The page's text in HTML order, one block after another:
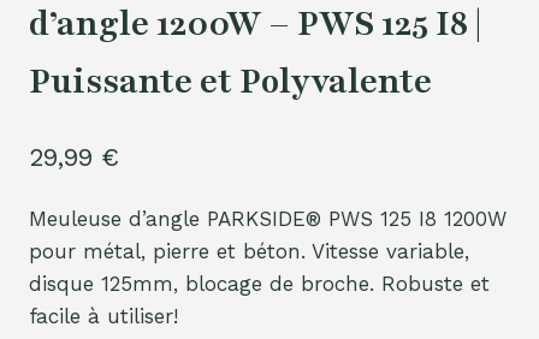
d’angle 1200W – PWS 125 I8 |
Puissante et Polyvalente
29,99 €
Meuleuse d’angle PARKSIDE® PWS 125 I8 1200W
pour métal, pierre et béton. Vitesse variable,
disque 125mm, blocage de broche. Robuste et
facile à utiliser!